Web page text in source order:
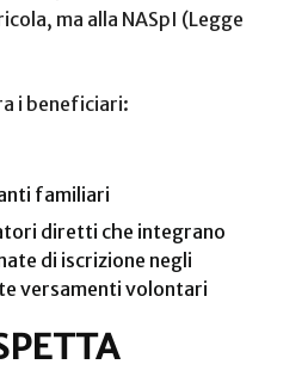
ma alla NASpI (Legge
i beneficiari:
familiari
diretti che integrano
di iscrizione negli
versamenti volontari